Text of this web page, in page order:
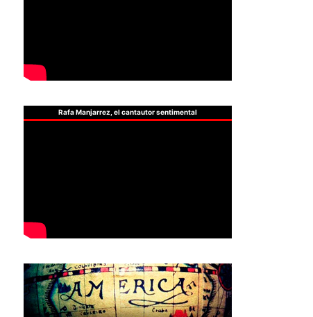
Rafa Manjarrez, el cantautor sentimental